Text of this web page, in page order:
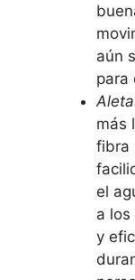
aún
para
más
fibra
el
a
y